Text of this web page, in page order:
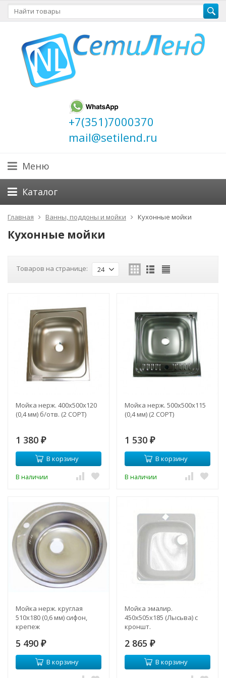
+7(351)7000370
mail@setilend.ru
Меню
Каталог
Главная Ванны, поддоны и мойки Кухонные мойки
Кухонные мойки
Товаров на странице: 24
Мойка нерж. 400х500х120
(0,4 мм) б/отв. (2 СОРТ)
1 380 ₽
В корзину
В наличии
Мойка нерж. 500х500х115
(0,4 мм) (2 СОРТ)
1 530 ₽
В корзину
В наличии
Мойка нерж. круглая
510х180 (0,6 мм) сифон,
крепеж
5 490 ₽
В корзину
Мойка эмалир.
450х505х185 (Лысьва) с
кроншт.
2 865 ₽
В корзину